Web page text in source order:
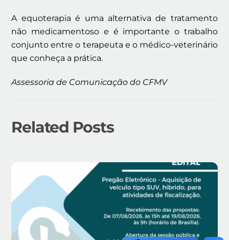
A equoterapia é uma alternativa de tratamento
não medicamentoso e é importante o trabalho
conjunto entre o terapeuta e o médico-veterinário
que conheça a prática.
Assessoria de Comunicação do CFMV
Related Posts